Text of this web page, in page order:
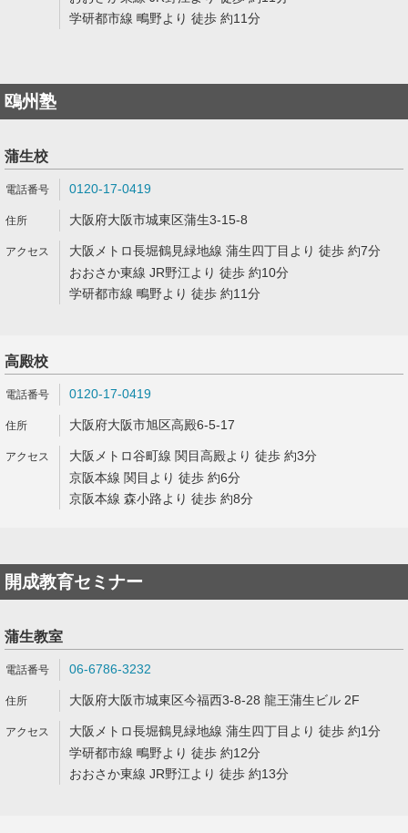
学研都市線 鴫野より 徒歩 約11分
鴎州塾
蒲生校
0120-17-0419
大阪府大阪市城東区蒲生3-15-8
大阪メトロ長堀鶴見緑地線 蒲生四丁目より 徒歩 約7分
おおさか東線 JR野江より 徒歩 約10分
学研都市線 鴫野より 徒歩 約11分
高殿校
0120-17-0419
大阪府大阪市旭区高殿6-5-17
大阪メトロ谷町線 関目高殿より 徒歩 約3分
京阪本線 関目より 徒歩 約6分
京阪本線 森小路より 徒歩 約8分
開成教育セミナー
蒲生教室
06-6786-3232
大阪府大阪市城東区今福西3-8-28 龍王蒲生ビル 2F
大阪メトロ長堀鶴見緑地線 蒲生四丁目より 徒歩 約1分
学研都市線 鴫野より 徒歩 約12分
おおさか東線 JR野江より 徒歩 約13分